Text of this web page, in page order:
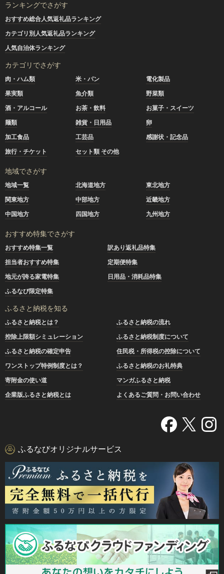
ランキングでさがす
おすすめ総合人気返礼品ランキング
カテゴリ別人気返礼品ランキング
人気自治体ランキング
カテゴリでさがす
肉・ハム類 米・パン
電化製品
果実類
魚介類
野菜類
酒・アルコール
お茶・飲料
お菓子・スイーツ
麺類
雑貨・日用品
卵
加工食品
工芸品
感謝状・記念品
旅行・チケット
セット類 その他
地域でさがす
地域一覧 北海道地方
東北地方
関東地方
中部地方
近畿地方
中国地方
四国地方 九州地方
おすすめ特集でさがす
おすすめ特集一覧
訳あり返礼品特集
担当者おすすめ特集
定期便特集
地元が誇る家電特集
日用品・消耗品特集
ふるなび限定特集
ふるさと納税を知る
ふるさと納税とは？
ふるさと納税の流れ
控除上限額シミュレーション
ふるさと納税制度について
ふるさと納税の確定申告
住民税・所得税の控除について
ワンストップ特例制度とは？
ふるさと納税のお礼特典
寄附金の使い道
マンガふるさと納税
企業版ふるさと納税とは
よくあるご質問・お問い合わせ
ふるなびオリジナルサービス